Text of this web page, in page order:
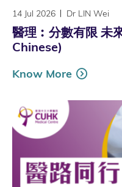
14 Jul 2026 Dr LIN Wei
醫理︰分數有限 未
Chinese)
Know More